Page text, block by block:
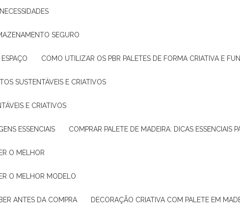
SEGURO
COMO UTILIZAR OS PBR PALETES DE FORMA CRIATIVA E
SUSTENTÁVEIS E CRIATIVOS
E CRIATIVOS
ESSENCIAIS COMPRAR PALETE DE MADEIRA: DICAS ESSENCIAIS
O MELHOR
O MELHOR MODELO
ANTES DA COMPRA DECORAÇÃO CRIATIVA COM PALETE EM